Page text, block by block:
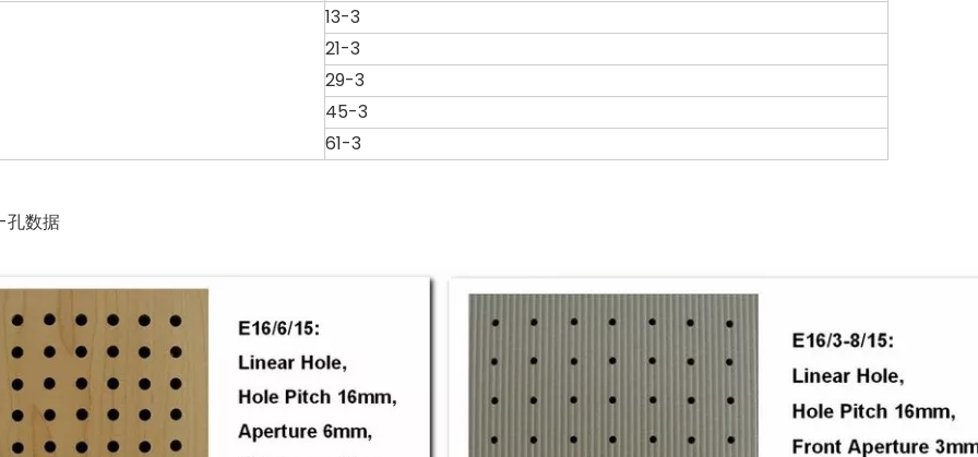
13-3
21-3
29-3
45-3
61-3
孔数据